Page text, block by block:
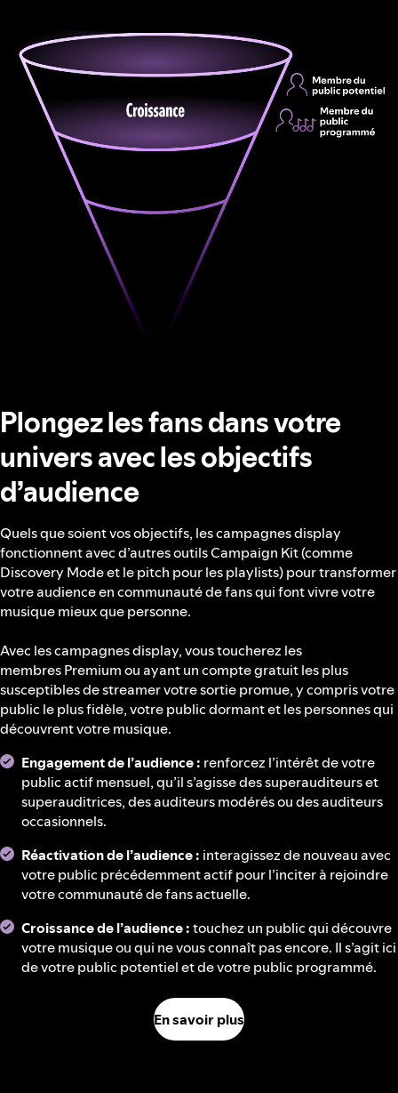
Plongez les fans dans votre
univers avec les objectifs
d’audience
Quels que soient vos objectifs, les campagnes display
fonctionnent avec d’autres outils Campaign Kit (comme
Discovery Mode et le pitch pour les playlists) pour transformer
votre audience en communauté de fans qui font vivre votre
musique mieux que personne.
Avec les campagnes display, vous toucherez les
membres Premium ou ayant un compte gratuit les plus
susceptibles de streamer votre sortie promue, y compris votre
public le plus fidèle, votre public dormant et les personnes qui
découvrent votre musique.
Engagement de l’audience : renforcez l’intérêt de votre
public actif mensuel, qu’il s’agisse des superauditeurs et
superauditrices, des auditeurs modérés ou des auditeurs
occasionnels.
Réactivation de l’audience : interagissez de nouveau avec
votre public précédemment actif pour l’inciter à rejoindre
votre communauté de fans actuelle.
Croissance de l’audience :touchez un public qui découvre
votre musique ou qui ne vous connaît pas encore. Il s’agit ici
de votre public potentiel et de votre public programmé.
En savoir plus